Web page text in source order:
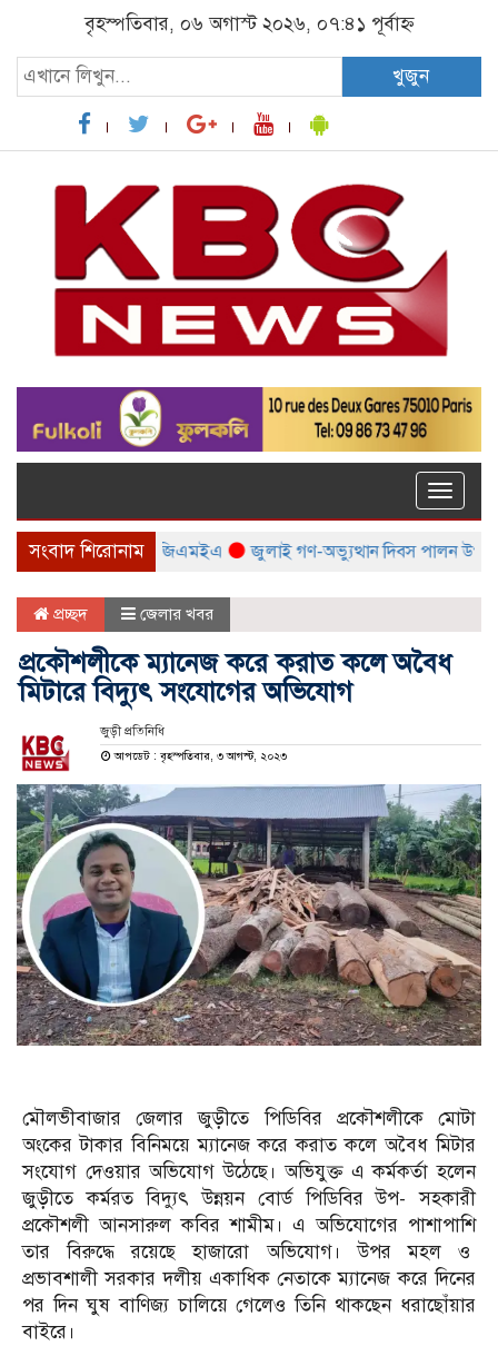
বৃহস্পতিবার, ০৬ অগাস্ট ২০২৬, ০৭:৪১ পূর্বাহ্ন
খুজুন
Toggle
সংবাদ শিরোনাম
বিটিএমএ ও বিজিএমইএ জুলাই গণ-অভ্যুত্থান দিবস পালন উপলক্ষ্যে
প্রচ্ছদ জেলার খবর
প্রকৌশলীকে ম্যানেজ করে করাত কলে অবৈধ
মিটারে বিদ্যুৎ সংযোগের অভিযোগ
জুড়ী প্রতিনিধি
আপডেট : বৃহস্পতিবার, ৩ আগস্ট, ২০২৩
মৌলভীবাজার জেলার জুড়ীতে পিডিবির প্রকৌশলীকে মোটা
অংকের টাকার বিনিময়ে ম্যানেজ করে করাত কলে অবৈধ মিটার
সংযোগ দেওয়ার অভিযোগ উঠেছে। অভিযুক্ত এ কর্মকর্তা হলেন
জুড়ীতে কর্মরত বিদ্যুৎ উন্নয়ন বোর্ড পিডিবির উপ- সহকারী
প্রকৌশলী আনসারুল কবির শামীম। এ অভিযোগের পাশাপাশি
তার বিরুদ্ধে রয়েছে হাজারো অভিযোগ। উপর মহল ও
প্রভাবশালী সরকার দলীয় একাধিক নেতাকে ম্যানেজ করে দিনের
পর দিন ঘুষ বাণিজ্য চালিয়ে গেলেও তিনি থাকছেন ধরাছোঁয়ার
বাইরে।